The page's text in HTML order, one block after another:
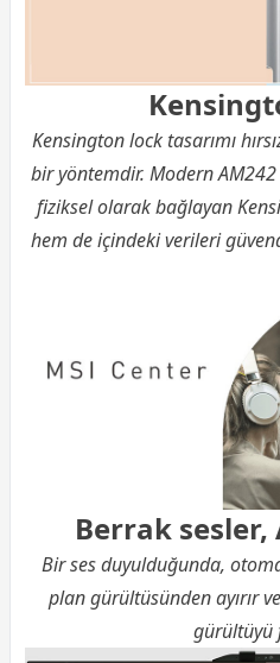
Kensington lock tasarımı
bir yöntemdir. Modern AM242
fiziksel olarak bağlayan
hem de içindeki verileri
Berrak sesler,
Bir ses duyulduğunda,
plan gürültüsünden ayırır
gürültüyü